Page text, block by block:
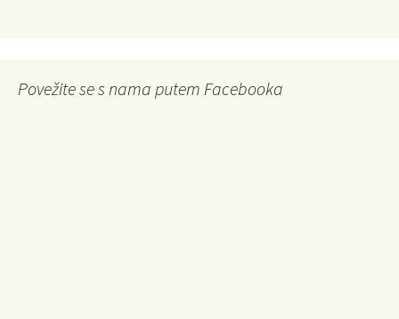
Povežite se s nama putem Facebooka